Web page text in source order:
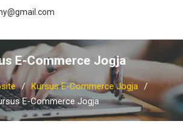
E-Commerce Jogja
Kursus E-Commerce Jogja
E-Commerce Jogja